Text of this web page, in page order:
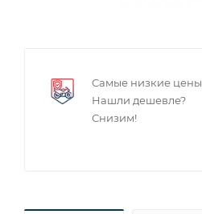
Самые низкие цены
Нашли дешевле?
Снизим!